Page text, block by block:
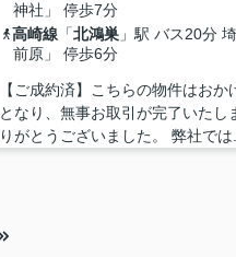
神社」 停歩7分
高崎線「北鴻巣」駅 バス20分
前原」 停歩6分
【ご成約済】こちらの物件はおか
となり、無事お取引が完了いたし
りがとうございました。 弊社では